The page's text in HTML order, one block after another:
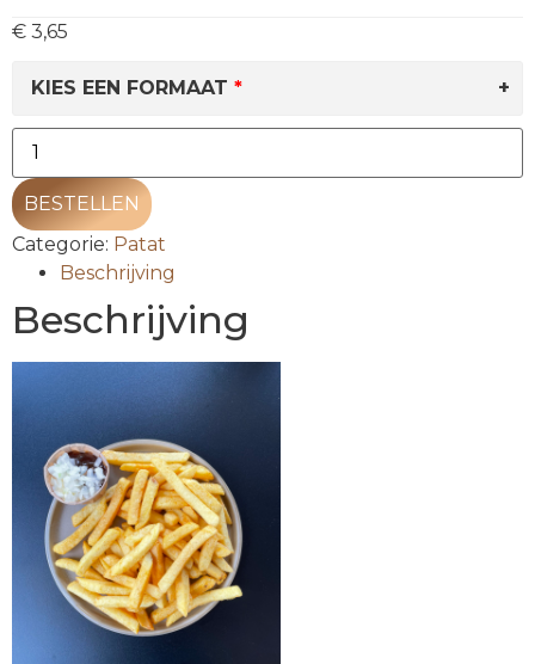
€ 3,65
KIES EEN FORMAAT
BESTELLEN
Categorie: Patat
Beschrijving
Beschrijving